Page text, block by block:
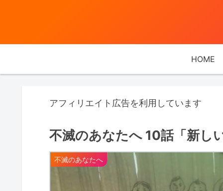
HOME
アフィリエイト広告を利用しています
不滅のあなたへ 10話「新し
不滅のあなたへ